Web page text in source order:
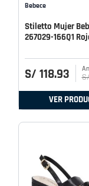
Bebece
Stiletto Mujer
267029-166Q1
S/ 118.93
VER